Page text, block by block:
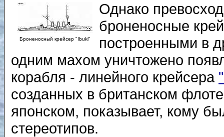
Броненосный крейсер "Ibuki"
Однако
броненосные
построенными в
одним махом уничтожено
корабля - линейного крейсера
созданных в британском
японском, показывает, кому
стереотипов.